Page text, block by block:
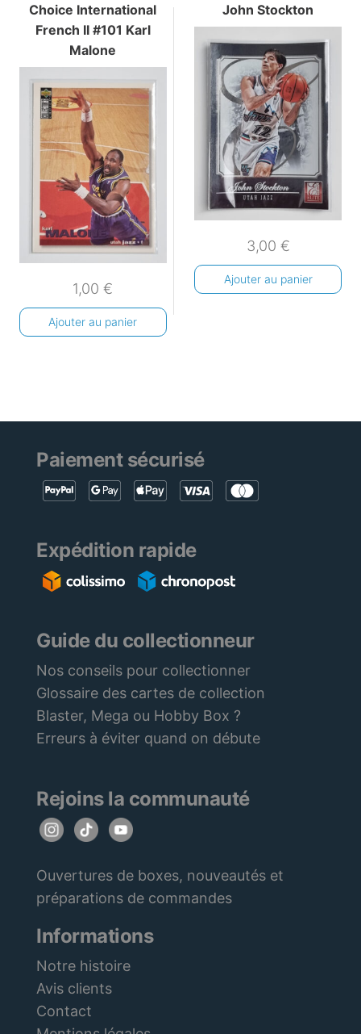
Choice International
French II #101 Karl
Malone
1,00€
Ajouter au panier
John Stockton
3,00 €
Ajouter au panier
Paiement sécurisé
Expédition rapide
Guide du collectionneur
Nos conseils pour collectionner
Glossaire des cartes de collection
Blaster, Mega ou Hobby Box ?
Erreurs à éviter quand on débute
Rejoins la communauté
Ouvertures de boxes, nouveautés et
préparations de commandes
Informations
Notre histoire
Avis clients
Contact